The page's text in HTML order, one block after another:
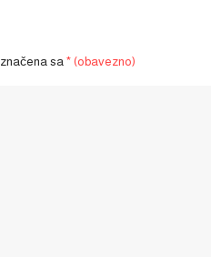
sa * (obavezno)